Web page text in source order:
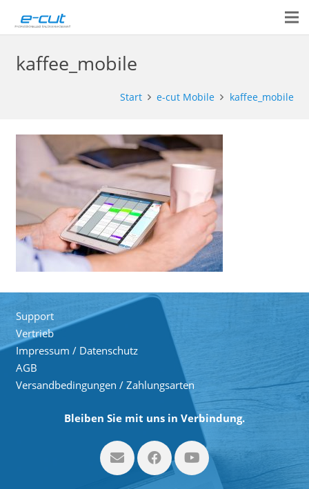
kaffee_mobile
Start e-cut Mobile kaffee_mobile
Support
Vertrieb
Impressum / Datenschutz
AGB
Versandbedingungen / Zahlungsarten
Bleiben Sie mit uns in Verbindung.